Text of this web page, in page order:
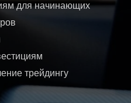
для начинающих
трейдингу